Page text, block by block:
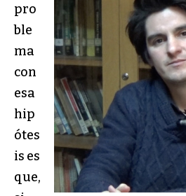
pro
ble
ma
con
esa
hip
ótes
is es
que,